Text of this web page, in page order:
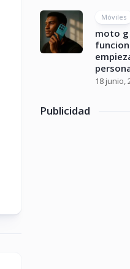
Móviles
moto
18 junio,
Publicidad